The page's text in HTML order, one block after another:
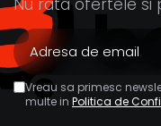
Nu rata ofertele si
Vreau sa primesc
multe in Politica de